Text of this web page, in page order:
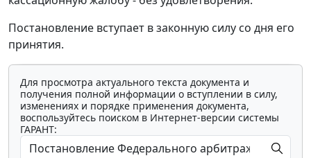
Постановление вступает в законную силу со дня его
принятия.
Для просмотра актуального текста документа и
получения полной информации о вступлении в силу,
изменениях и порядке применения документа,
воспользуйтесь поиском в Интернет-версии системы
ГАРАНТ: